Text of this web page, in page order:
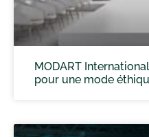
MODART
pour une mode